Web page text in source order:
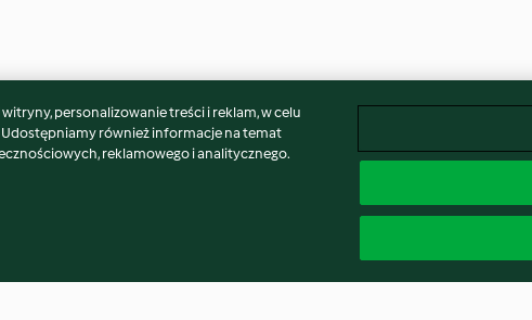
personalizowanie treści i reklam, w celu
również informacje na temat
reklamowego i analitycznego.